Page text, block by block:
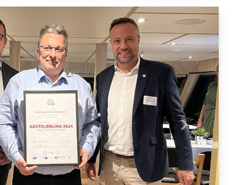
Nächstes Bild